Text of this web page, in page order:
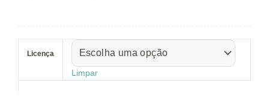
através
R$ 32.82
Licença
Limpar
Enfeites